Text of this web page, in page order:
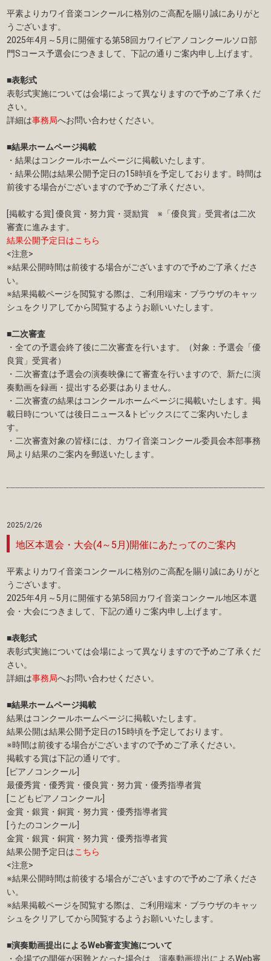
平素よりカワイ音楽コンクールに格別のご高配を賜り誠にありがと
うございます。
2025年4月～5月に開催する第58回カワイピアノコンクールソロ部
門Sコース予選会につきまして、下記の通りご案内申し上げます。
■表彰式
表彰式実施については会場によって異なりますので予めご了承くだ
さい。
詳細は事務局へお問い合わせください。
■結果ホームページ掲載
・結果はコンクールホームページに掲載いたします。
・結果公開は結果公開予定日の15時頃を予定しております。時間は
前後する場合がございますので予めご了承ください。
[掲載する賞] 優良賞・努力賞・奨励賞 ※「優良賞」受賞者は二次
審査に進みます。
結果公開予定日はこちら
<注意>
※結果公開時間は前後する場合がございますので予めご了承くださ
い。
※結果掲載ページを閲覧する際は、ご利用端末・ブラウザのキャッ
シュをクリアしてから閲覧するようお願いいたします。
■二次審査
・全ての予選会終了後に二次審査を行います。（対象：予選会「優
良賞」受賞者）
・二次審査は予選会の演奏映像にて審査を行いますので、新たに演
奏動画を録画・提出する必要はありません。
・二次審査の結果はコンクールホームページに掲載いたします。掲
載日時については後日ニュース&トピックスにてご案内いたしま
す。
・二次審査対象の皆様には、カワイ音楽コンクール委員会本部事務
局より結果のご案内を郵送いたします。
2025/2/26
地区本選会・大会(4～5月)開催にあたってのご案内
平素よりカワイ音楽コンクールに格別のご高配を賜り誠にありがと
うございます。
2025年4月～5月に開催する第58回カワイ音楽コンクール地区本選
会・大会につきまして、下記の通りご案内申し上げます。
■表彰式
表彰式実施については会場によって異なりますので予めご了承くだ
さい。
詳細は事務局へお問い合わせください。
■結果ホームページ掲載
結果はコンクールホームページに掲載いたします。
結果公開は結果公開予定日の15時頃を予定しております。
※時間は前後する場合がございますので予めご了承ください。
掲載する賞は下記の通りです。
[ピアノコンクール]
最優秀賞・優秀賞・優良賞・努力賞・優秀指導者賞
[こどもピアノコンクール]
金賞・銀賞・銅賞・努力賞・優秀指導者賞
[うたのコンクール]
金賞・銀賞・銅賞・努力賞・優秀指導者賞
結果公開予定日はこちら
<注意>
※結果公開時間は前後する場合がございますので予めご了承くださ
い。
※結果掲載ページを閲覧する際は、ご利用端末・ブラウザのキャッ
シュをクリアしてから閲覧するようお願いいたします。
■演奏動画提出によるWeb審査実施について
・会場での開催が困難となった場合は、演奏動画提出によるWeb審